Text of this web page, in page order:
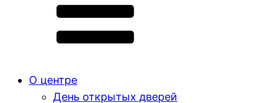
О центре
День открытых дверей